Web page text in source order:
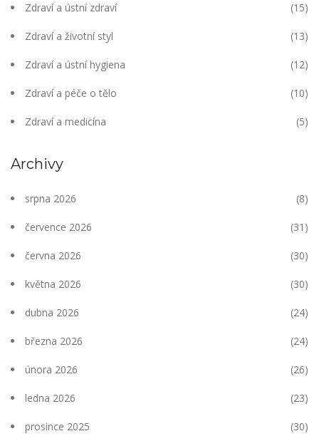
Zdraví a ústní zdraví (15)
Zdraví a životní styl (13)
Zdraví a ústní hygiena (12)
Zdraví a péče o tělo (10)
Zdraví a medicína (5)
Archivy
srpna 2026 (8)
července 2026 (31)
června 2026 (30)
května 2026 (30)
dubna 2026 (24)
března 2026 (24)
února 2026 (26)
ledna 2026 (23)
prosince 2025 (30)